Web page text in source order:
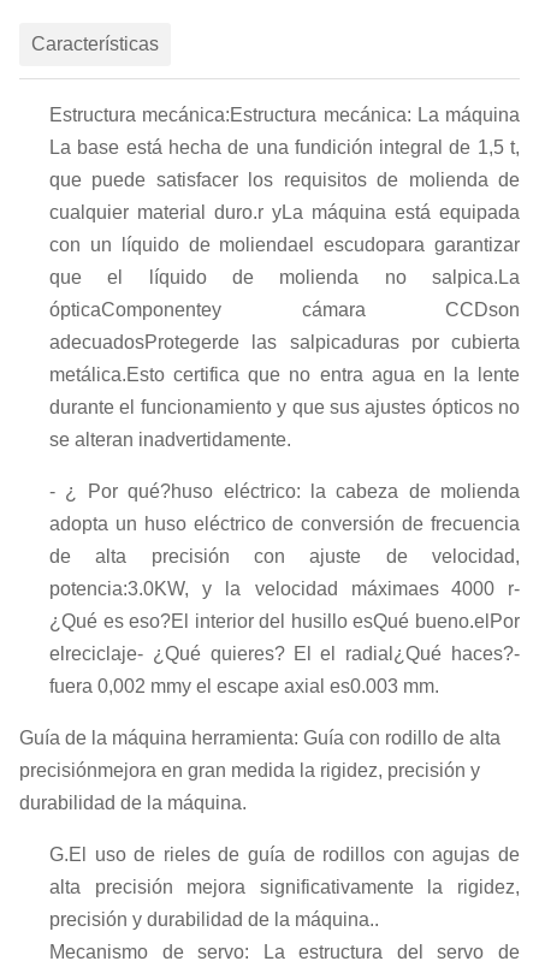
Características
Estructura mecánica:Estructura mecánica: La máquina
La base está hecha de una fundición integral de 1,5 t,
que puede satisfacer los requisitos de molienda de
cualquier material duro.r yLa máquina está equipada
con un líquido de moliendael escudopara garantizar
que el líquido de molienda no salpica. La
ópticaComponentey cámara CCDson
adecuadosProtegerde las salpicaduras por cubierta
metálica.Esto certifica que no entra agua en la lente
durante el funcionamiento y que sus ajustes ópticos no
se alteran inadvertidamente.
- ¿ Por qué?huso eléctrico: la cabeza de molienda
adopta un huso eléctrico de conversión de frecuencia
de alta precisión con ajuste de velocidad,
potencia:3.0KW, y la velocidad máximaes 4000 r-
¿Qué es eso?El interior del husillo esQué bueno.el Por
el reciclaje- ¿Qué quieres? El el radial ¿Qué haces?-
fuera 0,002 mmy el escape axial es0.003 mm.
Guía de la máquina herramienta: Guía con rodillo de alta
precisiónmejora en gran medida la rigidez, precisión y
durabilidad de la máquina.
G.El uso de rieles de guía de rodillos con agujas de
alta precisión mejora significativamente la rigidez,
precisión y durabilidad de la máquina..
Mecanismo de servo: La estructura del servo de